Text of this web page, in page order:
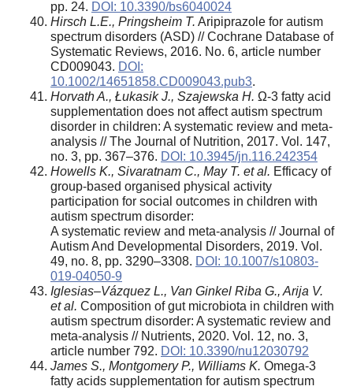
pp. 24. DOI: 10.3390/bs6040024
Hirsch L.E., Pringsheim T. Aripiprazole for autism
spectrum disorders (ASD) // Cochrane Database of
Systematic Reviews, 2016. No. 6, article number
CD009043. DOI:
10.1002/14651858.CD009043.pub3.
Horvath A., Łukasik J., Szajewska H. Ω-3 fatty acid
supplementation does not affect autism spectrum
disorder in children: A systematic review and meta-
analysis // The Journal of Nutrition, 2017. Vol. 147,
no. 3, pp. 367–376. DOI: 10.3945/jn.116.242354
Howells K., Sivaratnam C., May T. et al. Efficacy of
group-based organised physical activity
participation for social outcomes in children with
autism spectrum disorder:
A systematic review and meta-analysis // Journal of
Autism And Developmental Disorders, 2019. Vol.
49, no. 8, pp. 3290–3308. DOI: 10.1007/s10803-
019-04050-9
Iglesias–Vázquez L., Van Ginkel Riba G., Arija V.
et al. Composition of gut microbiota in children with
autism spectrum disorder: A systematic review and
meta-analysis // Nutrients, 2020. Vol. 12, no. 3,
article number 792. DOI: 10.3390/nu12030792
James S., Montgomery P., Williams K. Omega‐3
fatty acids supplementation for autism spectrum